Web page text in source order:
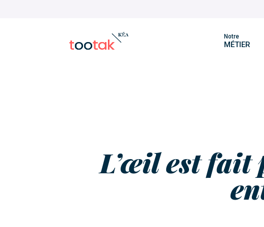
Notre
MÉTIER
L’œil est fait